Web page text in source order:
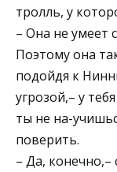
тролль, у
– Она не умеет
Поэтому она
подойдя к
угрозой,– у
ты не на-
поверить.
– Да, конечно,–